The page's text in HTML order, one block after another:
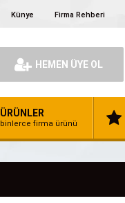
Künye Firma Rehberi
HEMEN ÜYE OL
ÜRÜNLER
binlerce firma ürünü